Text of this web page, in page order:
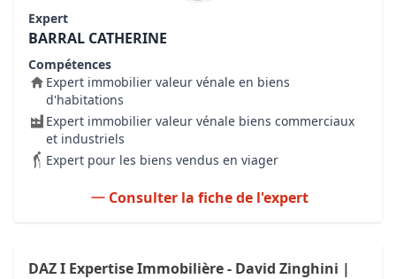
Expert
BARRAL CATHERINE
Compétences
Expert immobilier valeur vénale en biens
d'habitations
Expert immobilier valeur vénale biens commerciaux
et industriels
Expert pour les biens vendus en viager
Consulter la fiche de l'expert
DAZ I Expertise Immobilière - David Zinghini |